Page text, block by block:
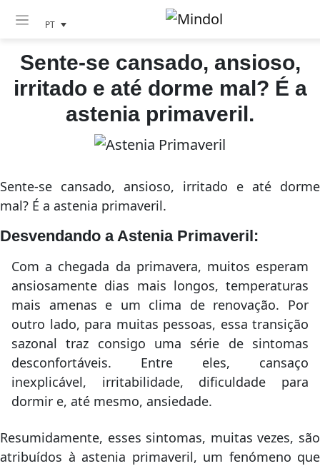
PT
Sente-se cansado, ansioso,
irritado e até dorme mal? É a
astenia primaveril.
Sente-se cansado, ansioso, irritado e até dorme
mal? É a astenia primaveril.
Desvendando a Astenia Primaveril:
Com a chegada da primavera, muitos esperam
ansiosamente dias mais longos, temperaturas
mais amenas e um clima de renovação. Por
outro lado, para muitas pessoas, essa transição
sazonal traz consigo uma série de sintomas
desconfortáveis. Entre eles, cansaço
inexplicável, irritabilidade, dificuldade para
dormir e, até mesmo, ansiedade.
Resumidamente, esses sintomas, muitas vezes, são
atribuídos à astenia primaveril, um fenómeno que